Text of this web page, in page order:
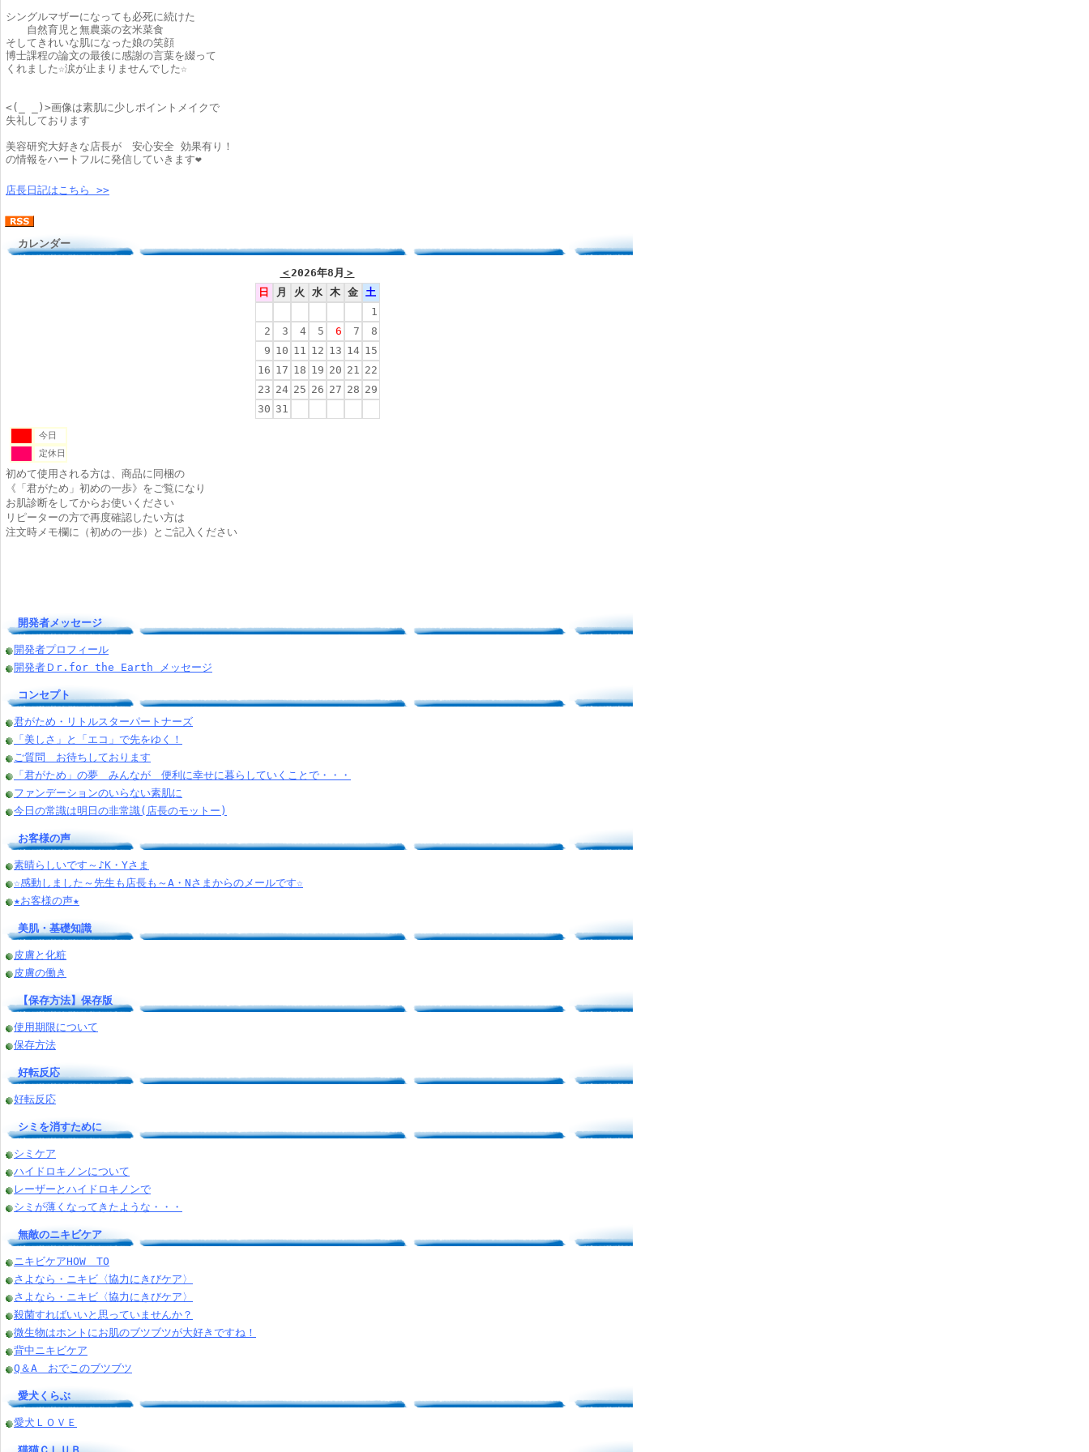
シングルマザーになっても必死に続けた
自然育児と無農薬の玄米菜食
そしてきれいな肌になった娘の笑顔
博士課程の論文の最後に感謝の言葉を綴って
くれました☆涙が止まりませんでした☆
<(_ _)>画像は素肌に少しポイントメイクで
失礼しております
美容研究大好きな店長が 安心安全 効果有り！
の情報をハートフルに発信していきます❤
店長日記はこちら >>
カレンダー
＜2026年8月 ＞
日
月 火 水 木 金 土
1
2
3 4 5 6 7
8
9 10 11 12 13 14 15
16 17 18 19 20 21 22
23 24 25 26 27 28 29
30 31
今日
定休日
初めて使用される方は、商品に同梱の
《「君がため」初めの一歩》をご覧になり
お肌診断をしてからお使いください
リピーターの方で再度確認したい方は
注文時メモ欄に（初めの一歩）とご記入ください
開発者メッセージ
開発者プロフィール
開発者Ｄr.for the Earth メッセージ
コンセプト
君がため・リトルスターパートナーズ
「美しさ」と「エコ」で先をゆく！
ご質問 お待ちしております
「君がため」の夢 みんなが 便利に幸せに暮らしていくことで・・・
ファンデーションのいらない素肌に
今日の常識は明日の非常識(店長のモットー)
お客様の声
素晴らしいです～♪K・Yさま
☆感動しました～先生も店長も～A・Nさまからのメールです☆
★お客様の声★
美肌・基礎知識
皮膚と化粧
皮膚の働き
【保存方法】保存版
使用期限について
保存方法
好転反応
好転反応
シミを消すために
シミケア
ハイドロキノンについて
レーザーとハイドロキノンで
シミが薄くなってきたような・・・
無敵のニキビケア
ニキビケアHOW TO
さよなら・ニキビ〈協力にきびケア〉
さよなら・ニキビ〈協力にきびケア〉
殺菌すればいいと思っていませんか？
微生物はホントにお肌のブツブツが大好きですね！
背中ニキビケア
Q＆A おでこのブツブツ
愛犬くらぶ
愛犬ＬＯＶＥ